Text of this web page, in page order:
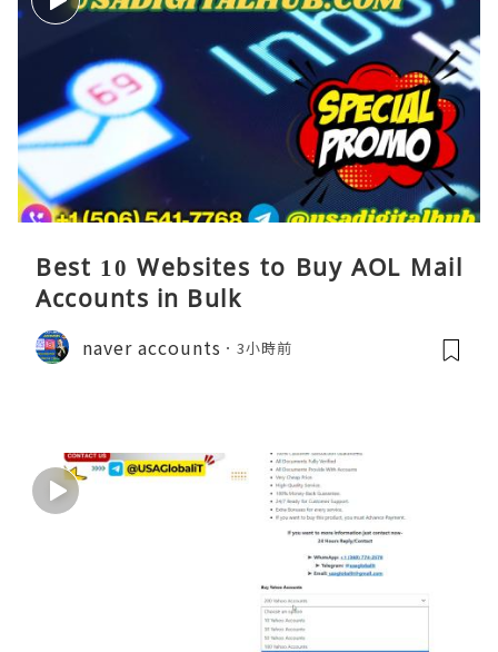
Best 10 Websites to Buy AOL Mail
Accounts in Bulk
naver accounts 3小時前